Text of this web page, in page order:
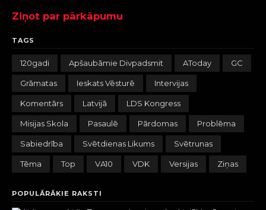
Ziņot par pārkāpumu
TAGS
120gadi Apšaubāmie Divpadsmit AToday GC
Grāmatas Ieskats Vēsturē Intervijas
Komentārs Latvijā LDS Kongress
Misijas Skola Pasaulē Pārdomas Problēma
Sabiedrība Svētdienas Likums Svētrunas
Tēma Top VA10 VDK Versijas Ziņas
POPULĀRĀKIE RAKSTI